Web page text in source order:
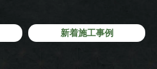
新着施工事例